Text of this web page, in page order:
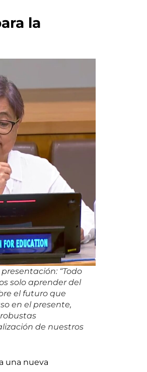
la
“Todo
solo aprender del
el futuro que
en el presente,
de nuestros
una nueva